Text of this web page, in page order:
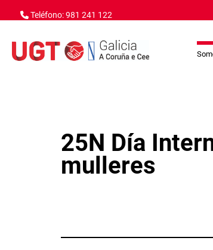
Teléfono: 981 241 122
25N Día
mulleres